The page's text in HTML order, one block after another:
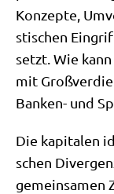
Kon­zep­te,
sti­schen
setzt. Wie
mit
Ban­ken- und
Die kapi­ta­len
schen
gemein­sa­men